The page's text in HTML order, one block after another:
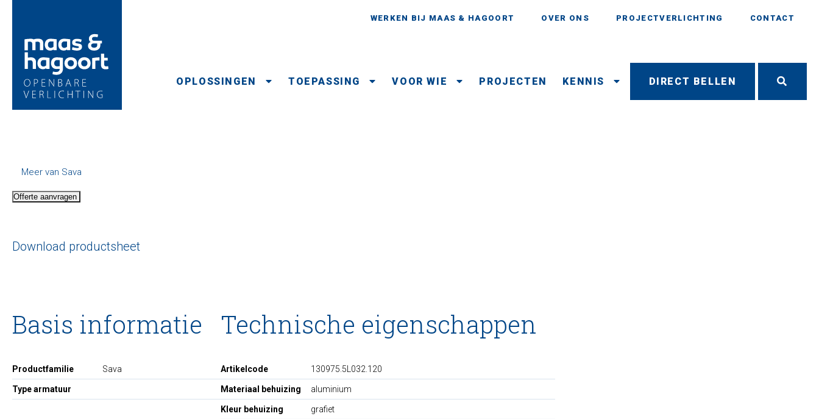
WERKEN BIJ MAAS & HAGOORT OVER ONS PROJECTVERLICHTING CONTACT
OPLOSSINGEN TOEPASSING VOOR WIE PROJECTEN KENNIS DIRECT BELLEN
Meer van Sava
Offerte aanvragen
Download productsheet
Basis informatie
Productfamilie Sava
Type armatuur
Technische eigenschappen
Artikelcode 130975.5L032.120
Materiaal behuizing aluminium
Kleur behuizing grafiet